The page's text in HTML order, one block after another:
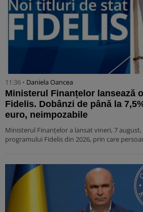
11:36 • Daniela Oancea
Ministerul Finanțelor lansează
Fidelis. Dobânzi de până la
euro, neimpozabile
Ministerul Finanțelor a lansat vineri, 7
programului Fidelis din 2026, prin care